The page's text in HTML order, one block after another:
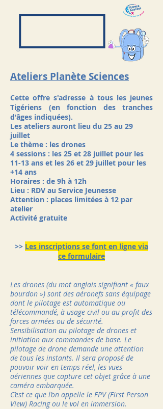
Ateliers Planète Sciences
​Cette offre s'adresse à tous les jeunes
Tigériens (en fonction des tranches
d'âges indiquées).
Les ateliers auront lieu du 25 au 29
juillet
Le thème : les drones
4 sessions : les 25 et 28 juillet pour les
11-13 ans et les 26 et 29 juillet pour les
+14 ans
Horaires : de 9h à 12h
Lieu : RDV au Service Jeunesse
Attention : places limitées à 12 par
atelier
Activité gratuite
>> Les inscriptions se font en ligne via
ce formulaire
Les drones (du mot anglais signifiant « faux
bourdon ») sont des aéronefs sans équipage
dont le pilotage est automatique ou
télécommandé, à usage civil ou au profit des
forces armées ou de sécurité.
Sensibilisation au pilotage de drones et
initiation aux commandes de base. Le
pilotage de drone demande une attention
de tous les instants. Il sera proposé de
pouvoir voir en temps réel, les vues
aériennes que capture cet objet grâce à une
caméra embarquée.
C’est ce que l’on appelle le FPV (First Person
View) Racing ou le vol en immersion.